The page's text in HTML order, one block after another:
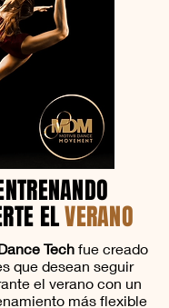
ELVERANO
Tech fue creado
que desean seguir
el verano con un
más flexible